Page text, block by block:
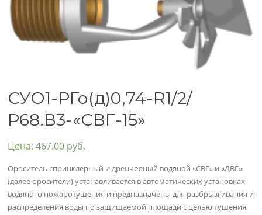
СУО1-РГо(д)0,74-R1/2/
Р68.В3-«СВГ-15»
Цена:467.00 руб.
Ороситель спринклерный и дренчерный водяной «СВГ» и «ДВГ»
(далее оросители) устанавливается в автоматических установках
водяного пожаротушения и предназначены для разбрызгивания и
распределения воды по защищаемой площади с целью тушения